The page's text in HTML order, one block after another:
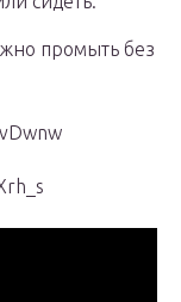
промыть без